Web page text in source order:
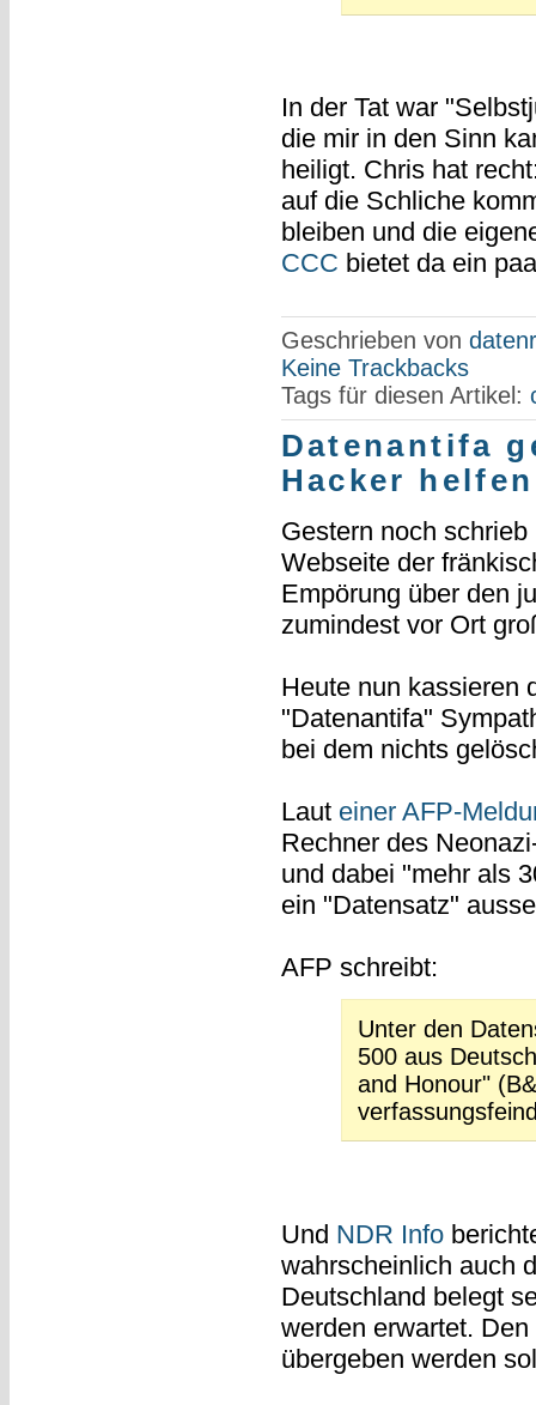
In der Tat war
die mir in den Sinn
heiligt. Chris hat
auf die Schliche
bleiben und die
CCC bietet da ein
Geschrieben von
Keine Trackbacks
Tags für diesen Artikel:
Datenantifa
Hacker
Gestern noch
Webseite der
Empörung über den
zumindest vor Ort
Heute nun kassieren
"Datenantifa"
bei dem nichts
Laut einer AFP-
Rechner des
und dabei "mehr als
ein "Datensatz"
AFP schreibt:
Unter den
500 aus
and Honour"
Und NDR Info
wahrscheinlich auch
Deutschland belegt
werden erwartet.
übergeben werden